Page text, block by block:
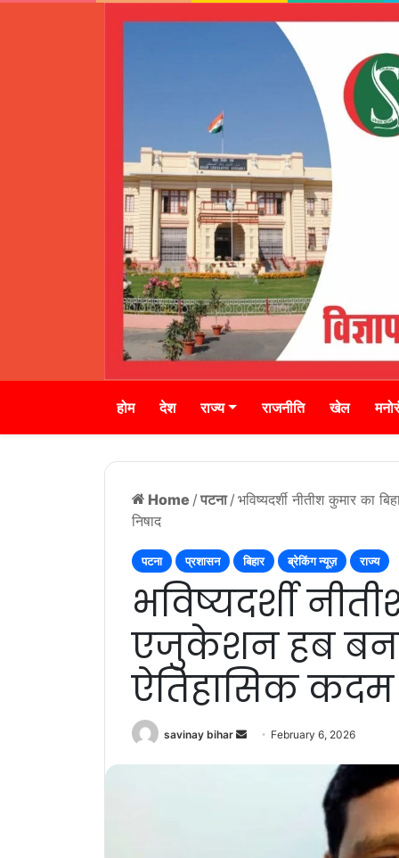
होम देश राज्य राजनीति खेल
Home / पटना / भविष्यदर्शी नीतीश कुमार का
निषाद
पटना प्रशासन बिहार ब्रेकिंग न्यूज़ राज्य
भविष्यदर्शी
एजुकेशन हब
ऐतिहासिक कदम
savinay bihar
SendFebruary 6, 2026